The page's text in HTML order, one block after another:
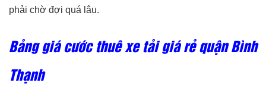
phải chờ đợi quá lâu.
Bảng giá cước thuê xe tải giá rẻ quận Bình
Thạnh